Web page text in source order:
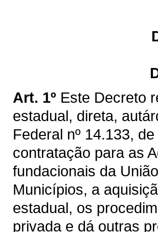
Art. 1º Este Decreto
estadual, direta,
Federal nº 14.133,
contratação para as
fundacionais da
Municípios, a
estadual, os
privada e dá outras